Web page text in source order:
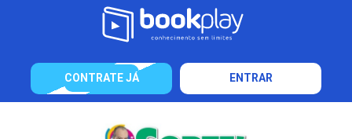
CONTRATE JÁ ENTRAR